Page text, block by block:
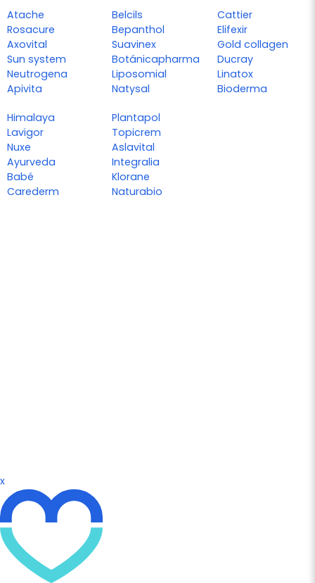
Atache
Rosacure
Axovital
Sun system
Neutrogena
Apivita
Belcils
Bepanthol
Suavinex
Botánicapharma
Liposomial
Natysal
Cattier
Elifexir
Gold collagen
Ducray
Linatox
Bioderma
Himalaya
Lavigor
Nuxe
Ayurveda
Babé
Carederm
Plantapol
Topicrem
Aslavital
Integralia
Klorane
Naturabio
x